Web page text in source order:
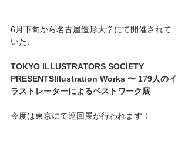
6月下旬から名古屋造形大学にて開催されて
いた、
TOKYO ILLUSTRATORS SOCIETY
PRESENTSIllustration Works 〜 179人のイ
ラストレーターによるベストワーク展
今度は東京にて巡回展が行われます！